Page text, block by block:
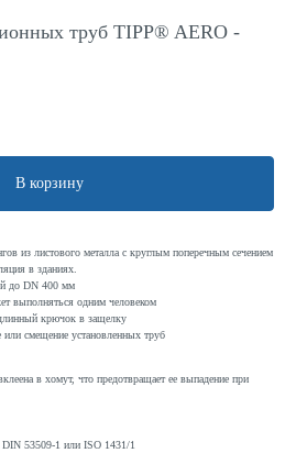
труб TIPP® AERO -
В корзину
из листового металла с круглым поперечным сечением
в зданиях.
до DN 400 мм
выполняться одним человеком
крючок в защелку
смещение установленных труб
в хомут, что предотвращает ее выпадение при
DIN 53509-1 или ISO 1431/1